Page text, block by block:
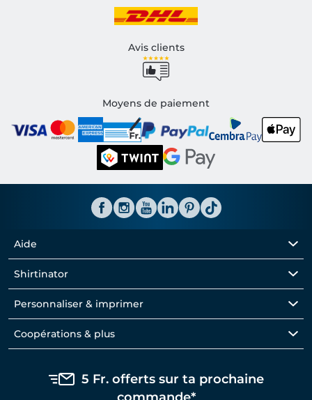
Avis clients
Moyens de paiement
Aide
Shirtinator
Personnaliser & imprimer
Coopérations & plus
5 Fr. offerts sur ta prochaine